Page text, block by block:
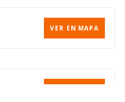
VER EN MAPA